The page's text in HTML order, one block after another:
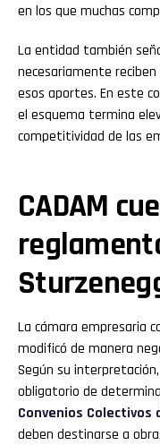
en los que muchas
La entidad también
necesariamente
esos aportes. En este
el esquema termina
competitividad de las
CADAM
La cámara empresaria
modificó de manera
Según su
obligatorio de
Convenios Colectivos
deben destinarse a